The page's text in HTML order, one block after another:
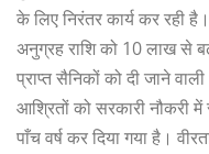
के लिए निरंतर कार्य कर रही
अनुग्रह राशि को 10 लाख से
प्राप्त सैनिकों को दी जाने
आश्रितों को सरकारी नौकरी
पाँच वर्ष कर दिया गया है।